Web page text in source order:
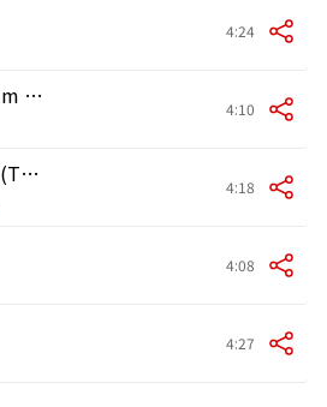
4:24
RED ZONE(Album Mix) 4:10
覚醒ヒロイズム (THE HERO WITHOUT A "NAME") 4:18
4:08
4:27